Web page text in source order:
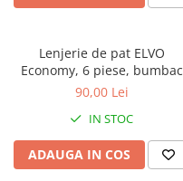
Bumbac satinat
Compatibile cu saltea
90x200cm
140x200cm
Lenjerie de pat ELVO
Economy, 6 piese, bumbac
policoton, crem, cu trandafiri
90,00 Lei
IN STOC
ADAUGA IN COS